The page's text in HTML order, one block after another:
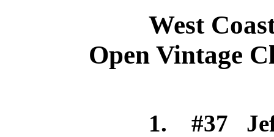
West
Open Vintage
1. #37